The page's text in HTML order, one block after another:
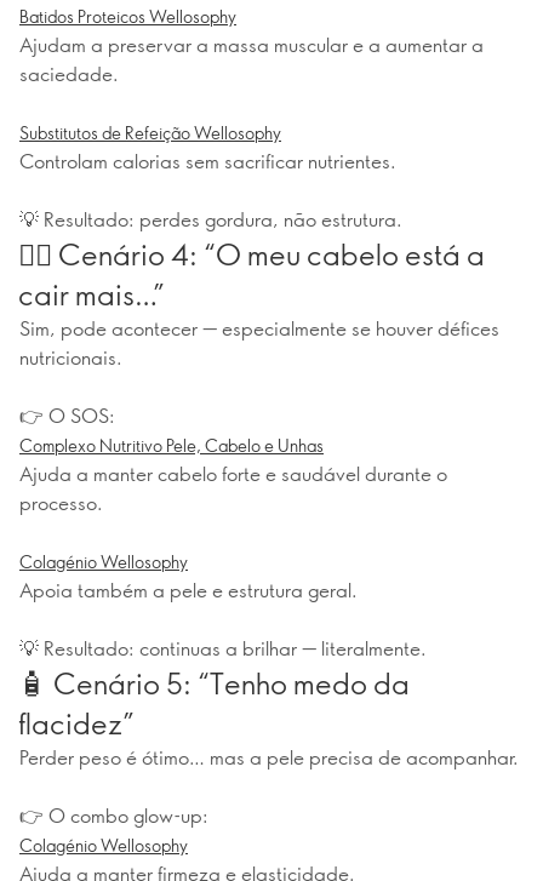
Batidos Proteicos Wellosophy
Ajudam a preservar a massa muscular e a aumentar a
saciedade.
Substitutos de Refeição Wellosophy
Controlam calorias sem sacrificar nutrientes.
💡 Resultado: perdes gordura, não estrutura.
💇‍♀️ Cenário 4: “O meu cabelo está a
cair mais…”
Sim, pode acontecer — especialmente se houver défices
nutricionais.
👉 O SOS:
Complexo Nutritivo Pele, Cabelo e Unhas
Ajuda a manter cabelo forte e saudável durante o
processo.
Colagénio Wellosophy
Apoia também a pele e estrutura geral.
💡 Resultado: continuas a brilhar — literalmente.
🧴 Cenário 5: “Tenho medo da
flacidez”
Perder peso é ótimo… mas a pele precisa de acompanhar.
👉 O combo glow-up:
Colagénio Wellosophy
Ajuda a manter firmeza e elasticidade.